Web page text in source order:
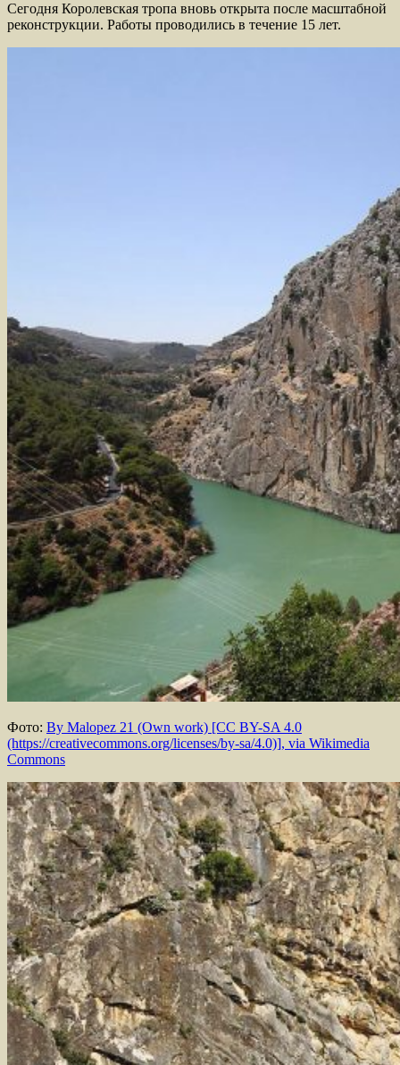
Сегодня Королевская тропа вновь открыта после масштабной
реконструкции. Работы проводились в течение 15 лет.
Фото: By Malopez 21 (Own work) [CC BY-SA 4.0
(https://creativecommons.org/licenses/by-sa/4.0)], via Wikimedia
Commons